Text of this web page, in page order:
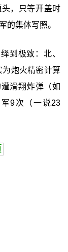
，只等开盖时
的集体写照。
到极致：北、
为炮火精密计算
滑翔炸弹（如
9次（一说23